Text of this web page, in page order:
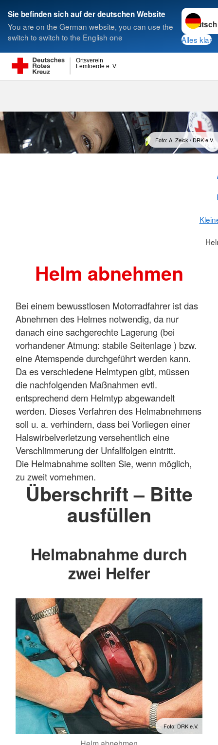
Sie befinden sich auf der deutschen Website
You are on the German website, you can use the
switch to switch to the English one
Sprache
Alles klar
Lemfoerde e. V.
Ortsverein
Suche
Foto: A. Zelck / DRK e.V.
Helm abnehmen
Bei einem bewusstlosen Motorradfahrer ist das
Abnehmen des Helmes notwendig, da nur
danach eine sachgerechte Lagerung (bei
vorhandener Atmung: stabile Seitenlage ) bzw.
eine Atemspende durchgeführt werden kann.
Da es verschiedene Helmtypen gibt, müssen
die nachfolgenden Maßnahmen evtl.
entsprechend dem Helmtyp abgewandelt
werden. Dieses Verfahren des Helmabnehmens
soll u. a. verhindern, dass bei Vorliegen einer
Halswirbelverletzung versehentlich eine
Verschlimmerung der Unfallfolgen eintritt.
Die Helmabnahme sollten Sie, wenn möglich,
zu zweit vornehmen.
Überschrift – Bitte
ausfüllen
Helmabnahme durch
zwei Helfer
Foto: DRK e.V.